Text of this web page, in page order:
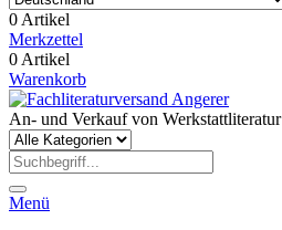
0 Artikel
Merkzettel
0 Artikel
Warenkorb
An- und Verkauf von Werkstattliteratur
Menü